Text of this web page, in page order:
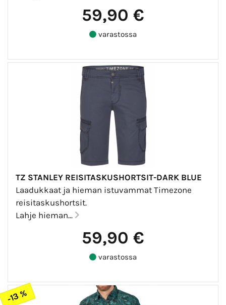
59,90 €
varastossa
TZ STANLEY REISITASKUSHORTSIT-DARK BLUE
Laadukkaat ja hieman istuvammat Timezone
reisitaskushortsit.
Lahje hieman...
59,90 €
varastossa
-13 %